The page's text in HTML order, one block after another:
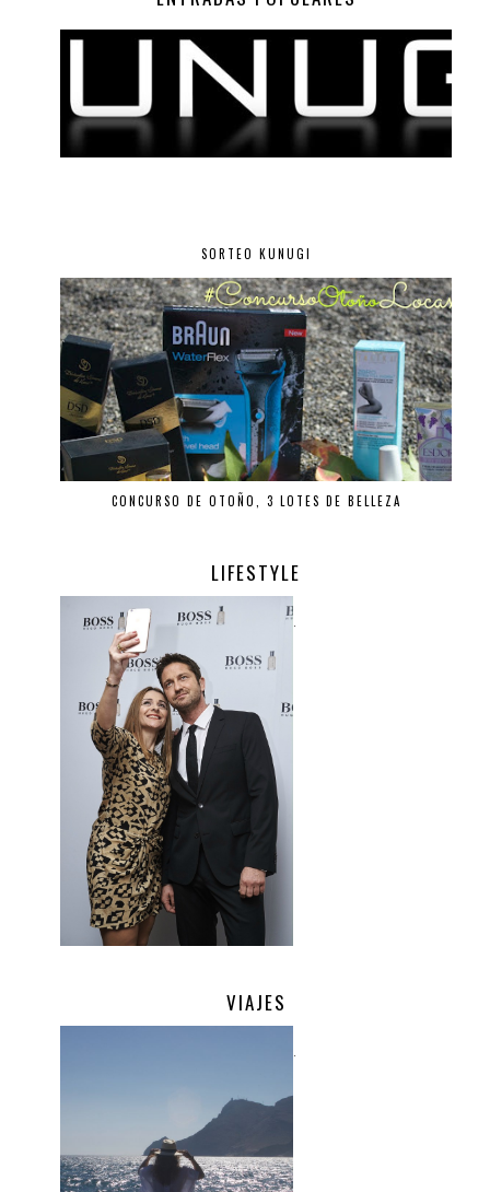
SORTEO KUNUGI
CONCURSO DE OTOÑO, 3 LOTES DE BELLEZA
LIFESTYLE
.
VIAJES
.